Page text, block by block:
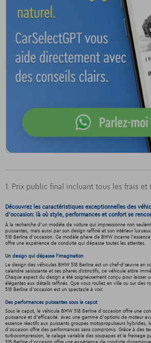
1. Prix public final incluant tous les frais et
Découvrez les caractéristiques exceptionnelles des
d'occasion: là où style, performances et confort se
À la recherche d'un modèle de voiture qui impressionne non
puissantes, mais aussi par son design raffiné et son intérieur
518 Berline d'occasion. Ce modèle phare de BMW incarne
offre une expérience de conduite qui dépasse toutes les attentes.
Un design qui dépasse l'imagination
Le design des véhicules BMW 518 Berline est un chef-d'œuvre en
calandre saisissante et ses phares distinctifs, ce véhicule attire
Chaque aspect du design a été soigneusement conçu pour laisser
élégantes aux détails raffinés. Que vous rouliez en ville ou sur des
518 Berline d'occasion est un spectacle à voir.
Des performances puissantes sous le capot
Sous le capot, le véhicula BMW 518 Berline d'occasion offre une
puissance et d'efficacité. Avec une gamme d'options de moteur
essence réactifs aux puissants groupes motopropulseurs hybrides,
d'occasion offre des performances sans compromis. Grâce à des
turbocompression, le calage variable des soupapes et le freinage